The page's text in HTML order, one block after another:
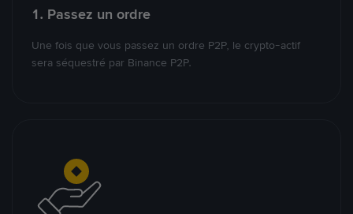
1. Passez un ordre
Une fois que vous passez un ordre P2P, le crypto-actif
sera séquestré par Binance P2P.